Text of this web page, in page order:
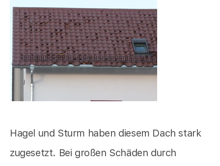
Hagel und Sturm haben diesem Dach stark
zugesetzt. Bei großen Schäden durch